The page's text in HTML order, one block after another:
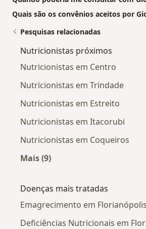
Quais são os convênios aceitos por
Pesquisas relacionadas
Nutricionistas próximos
Nutricionistas em Centro
Nutricionistas em Trindade
Nutricionistas em Estreito
Nutricionistas em Itacorubi
Nutricionistas em Coqueiros
Mais (9)
Doenças mais tratadas
Emagrecimento em Florianópolis
Deficiências Nutricionais em